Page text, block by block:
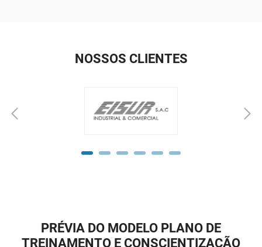
NOSSOS CLIENTES
PRÉVIA DO MODELO PLANO DE
TREINAMENTO E CONSCIENTIZAÇÃO